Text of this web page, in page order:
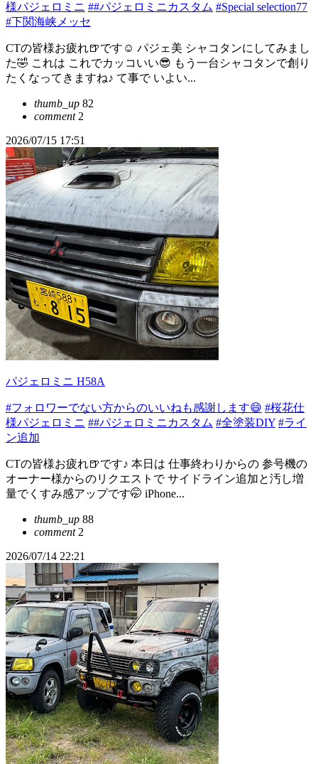
様パジェロミニ ##パジェロミニカスタム #Special selection77
#下関海峡メッセ
CTの皆様お疲れ🍺です☺️ パジェ美 シャコタンにしてみまし
た🤣 これは これでカッコいい😎 もう一台シャコタンで創り
たくなってきますね♪ て事で いよい...
thumb_up 82
comment2
2026/07/15 17:51
パジェロミニ H58A
#フォロワーでない方からのいいねも感謝します😄 #桜花仕
様パジェロミニ ##パジェロミニカスタム #全塗装DIY #ライ
ン追加
CTの皆様お疲れ🍺です♪ 本日は 仕事終わりからの 参号機の
オーナー様からのリクエストで サイドライン追加と汚し増
量でくすみ感アップです🤭 iPhone...
thumb_up 88
comment2
2026/07/14 22:21